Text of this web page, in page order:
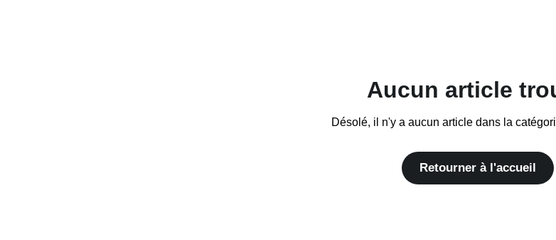
Aucun article
Désolé, il n'y a aucun article dans la
Retourner à l'accueil